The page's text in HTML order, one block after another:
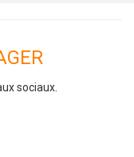
sociaux.